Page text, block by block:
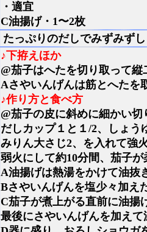
・適宜
C油揚げ・1〜2枚
たっぷりのだしでみずみず
♪下拵えほか
@茄子はへたを切り取って縦
Aさやいんげんは筋とへたを
♪作り方と食べ方
@茄子の皮に斜めに細かい切
だしカップ１と１/2、しょう
みりん大さじ2、を入れて強
弱火にして約10分間、茄子が
A油揚げは熱湯をかけて油抜
Bさやいんげんを塩少々加え
C茄子が煮上がる直前に油揚
最後にさやいんげんを加えて